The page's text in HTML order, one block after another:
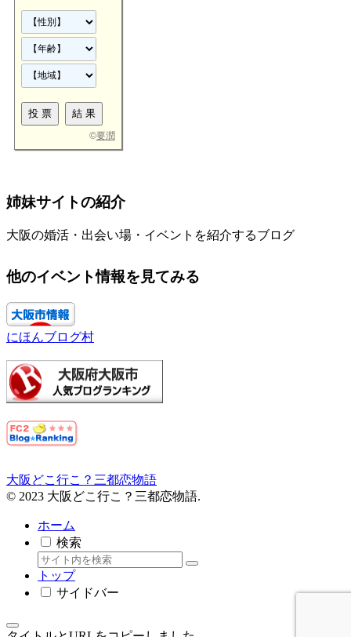
©要潤
姉妹サイトの紹介
大阪の婚活・出会い場・イベントを紹介するブログ
他のイベント情報を見てみる
にほんブログ村
大阪どこ行こ？三都恋物語
© 2023 大阪どこ行こ？三都恋物語.
ホーム
検索
トップ
サイドバー